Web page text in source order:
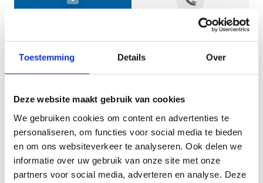
Toestemming Details Over
Deze website maakt gebruik van cookies
We gebruiken cookies om content en advertenties te
personaliseren, om functies voor social media te bieden
en om ons websiteverkeer te analyseren. Ook delen we
informatie over uw gebruik van onze site met onze
partners voor social media, adverteren en analyse. Deze
Geef aan tot welk domein jouw vraag behoort